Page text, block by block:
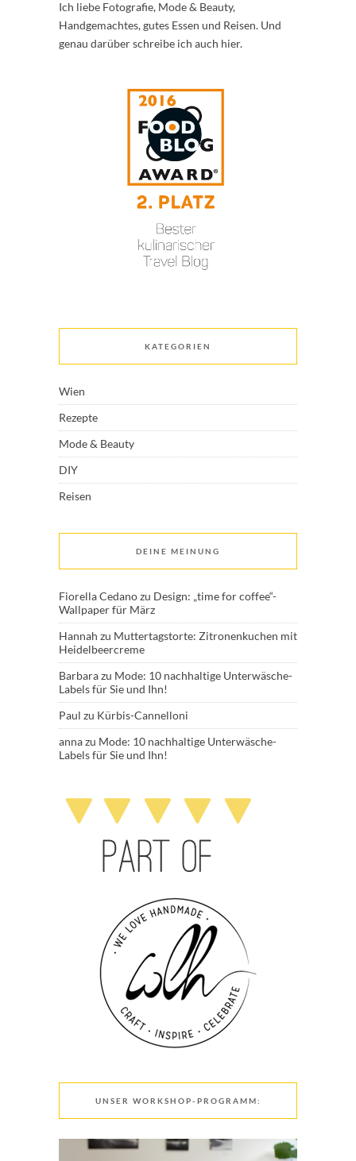
Ich liebe Fotografie, Mode & Beauty,
Handgemachtes, gutes Essen und Reisen. Und
genau darüber schreibe ich auch hier.
KATEGORIEN
Wien
Rezepte
Mode & Beauty
DIY
Reisen
DEINE MEINUNG
Fiorella Cedanozu Design: „time for coffee“-
Wallpaper für März
Hannah zu Muttertagstorte: Zitronenkuchen mit
Heidelbeercreme
Barbarazu Mode: 10 nachhaltige Unterwäsche-
Labels für Sie und Ihn!
Paul zu Kürbis-Cannelloni
annazu Mode: 10 nachhaltige Unterwäsche-
Labels für Sie und Ihn!
UNSER WORKSHOP-PROGRAMM: